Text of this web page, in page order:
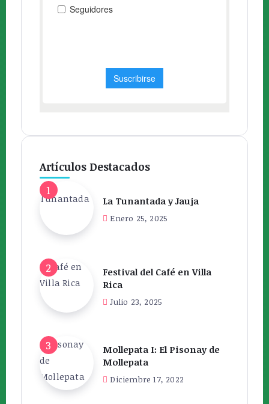
Artículos Destacados
La Tunantada y Jauja
Enero 25, 2025
Festival del Café en Villa
Rica
Julio 23, 2025
Mollepata I: El Pisonay de
Mollepata
Diciembre 17, 2022